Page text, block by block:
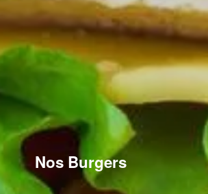
Nos Burgers